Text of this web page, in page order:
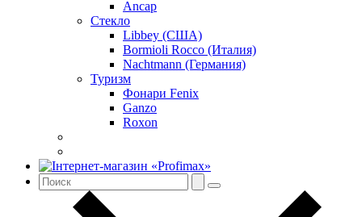
Ancap
Стекло
Libbey (США)
Bormioli Rocco (Италия)
Nachtmann (Германия)
Туризм
Фонари Fenix
Ganzo
Roxon